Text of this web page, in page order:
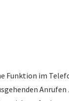
Funktion im
Anrufen